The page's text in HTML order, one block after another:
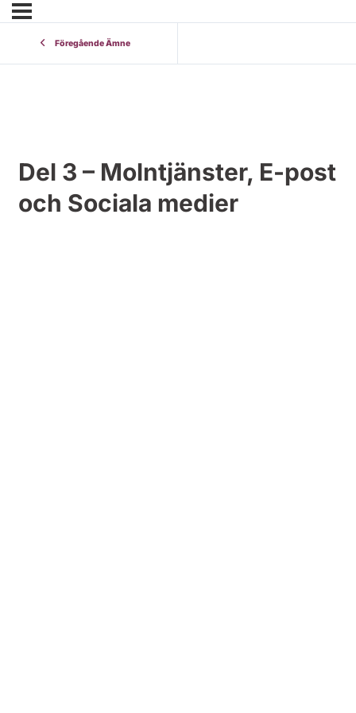
Föregående Ämne
Del 3 – Molntjänster, E-post
och Sociala medier